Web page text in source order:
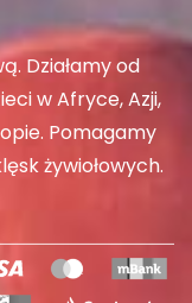
Działamy od
w Afryce, Azji,
Pomagamy
żywiołowych.